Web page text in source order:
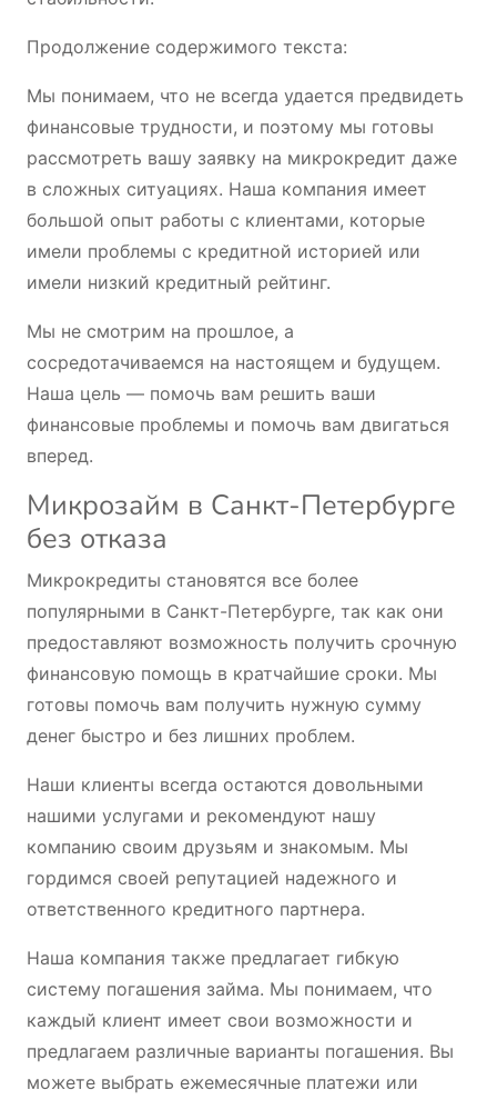
Продолжение содержимого текста:
Мы понимаем, что не всегда удается предвидеть
финансовые трудности, и поэтому мы готовы
рассмотреть вашу заявку на микрокредит даже
в сложных ситуациях. Наша компания имеет
большой опыт работы с клиентами, которые
имели проблемы с кредитной историей или
имели низкий кредитный рейтинг.
Мы не смотрим на прошлое, а
сосредотачиваемся на настоящем и будущем.
Наша цель — помочь вам решить ваши
финансовые проблемы и помочь вам двигаться
вперед.
Микрозайм в Санкт-Петербурге
без отказа
Микрокредиты становятся все более
популярными в Санкт-Петербурге, так как они
предоставляют возможность получить срочную
финансовую помощь в кратчайшие сроки. Мы
готовы помочь вам получить нужную сумму
денег быстро и без лишних проблем.
Наши клиенты всегда остаются довольными
нашими услугами и рекомендуют нашу
компанию своим друзьям и знакомым. Мы
гордимся своей репутацией надежного и
ответственного кредитного партнера.
Наша компания также предлагает гибкую
систему погашения займа. Мы понимаем, что
каждый клиент имеет свои возможности и
предлагаем различные варианты погашения. Вы
можете выбрать ежемесячные платежи или